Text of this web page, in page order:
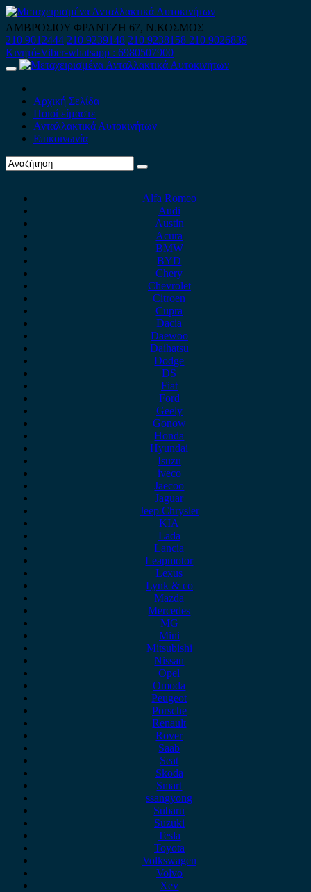
Skip
to
content
ΑΜΒΡΟΣΙΟΥ ΦΡΑΝΤΖΗ 67, Ν.ΚΟΣΜΟΣ
210 9012444 210 9239148 210 9238158 210 9026839
Κινητό-Viber-whatsapp : 6980507900
Primary
Αρχική Σελίδα
Ποιοί είμαστε
Ανταλλακτικά Αυτοκινήτων
Επικοινωνία
Alfa Romeo
Audi
Austin
Acura
BMW
BYD
Chery
Chevrolet
Citroen
Cupra
Dacia
Daewoo
Daihatsu
Dodge
DS
Fiat
Ford
Geely
Gonow
Honda
Hyundai
Isuzu
iveco
Jaecoo
Jaguar
Jeep Chrysler
KIA
Lada
Lancia
Leapmotor
Lexus
Lynk & co
Mazda
Mercedes
MG
Mini
Mitsubishi
Nissan
Opel
Omoda
Peugeot
Porsche
Renault
Rover
Saab
Seat
Skoda
Smart
ssangyong
Subaru
Suzuki
Tesla
Toyota
Volkswagen
Volvo
Xev